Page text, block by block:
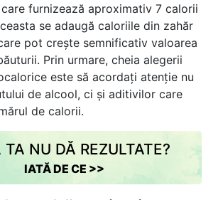
furnizează aproximativ 7 calorii
se adaugă caloriile din zahăr
pot crește semnificativ valoarea
Prin urmare, cheia alegerii
este să acordați atenție nu
de alcool, ci și aditivilor care
de calorii.
TA NU DĂ REZULTATE?
IATĂ DE CE >>